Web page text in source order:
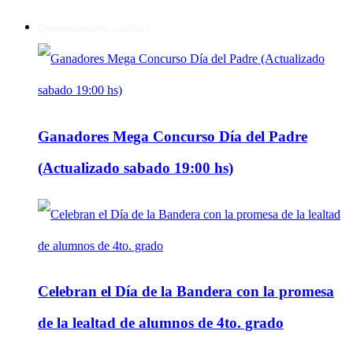
Ganadores Mega Concurso Día del Padre
(Actualizado sabado 19:00 hs)
Celebran el Día de la Bandera con la promesa
de la lealtad de alumnos de 4to. grado